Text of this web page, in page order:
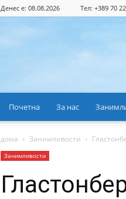
Денес е: 08.08.2026 Тел: +389 70
Почетна За нас
дома Занимливости
Занимливости